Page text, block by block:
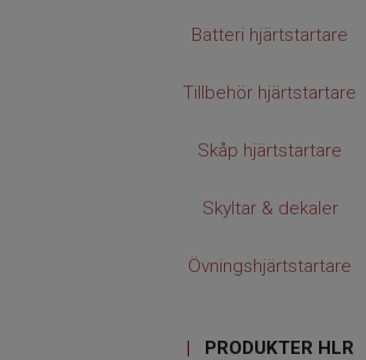
Batteri hjärtstartare
Tillbehör hjärtstartare
Skåp hjärtstartare
Skyltar & dekaler
Övningshjärtstartare
| PRODUKTER HLR